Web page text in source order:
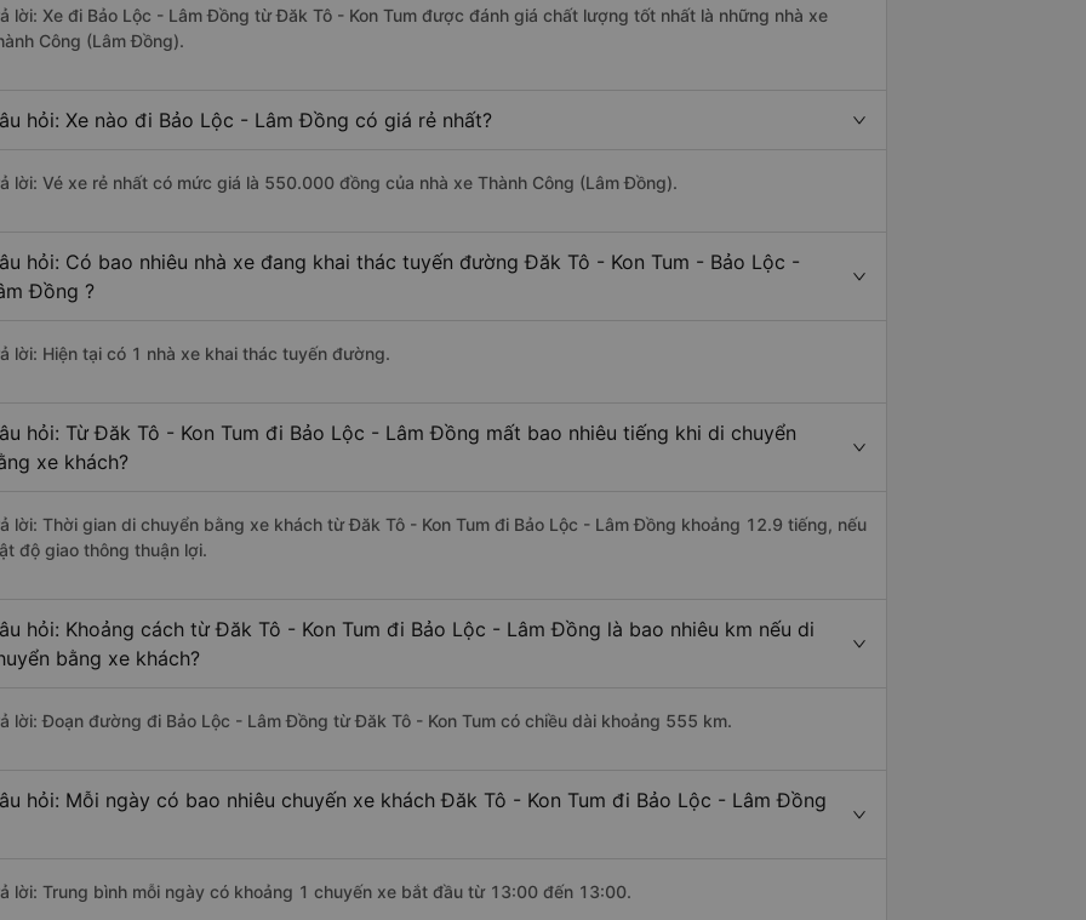
lời: Xe đi Bảo Lộc - Lâm Đồng từ Đăk Tô - Kon Tum được đánh giá chất lượng tốt nhất là những nhà xe
Công (Lâm Đồng).
hỏi: Xe nào đi Bảo Lộc - Lâm Đồng có giá rẻ nhất?
lời: Vé xe rẻ nhất có mức giá là 550.000 đồng của nhà xe Thành Công (Lâm Đồng).
hỏi: Có bao nhiêu nhà xe đang khai thác tuyến đường Đăk Tô - Kon Tum - Bảo Lộc -
Đồng ?
lời: Hiện tại có 1 nhà xe khai thác tuyến đường.
hỏi: Từ Đăk Tô - Kon Tum đi Bảo Lộc - Lâm Đồng mất bao nhiêu tiếng khi di chuyển
xe khách?
lời: Thời gian di chuyển bằng xe khách từ Đăk Tô - Kon Tum đi Bảo Lộc - Lâm Đồng khoảng 12.9 tiếng, nếu
độ giao thông thuận lợi.
hỏi: Khoảng cách từ Đăk Tô - Kon Tum đi Bảo Lộc - Lâm Đồng là bao nhiêu km nếu di
bằng xe khách?
lời: Đoạn đường đi Bảo Lộc - Lâm Đồng từ Đăk Tô - Kon Tum có chiều dài khoảng 555 km.
hỏi: Mỗi ngày có bao nhiêu chuyến xe khách Đăk Tô - Kon Tum đi Bảo Lộc - Lâm Đồng
lời: Trung bình mỗi ngày có khoảng 1 chuyến xe bắt đầu từ 13:00 đến 13:00.